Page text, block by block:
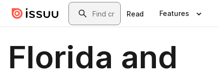
Skip to main contentSearch
Read Features
Florida and